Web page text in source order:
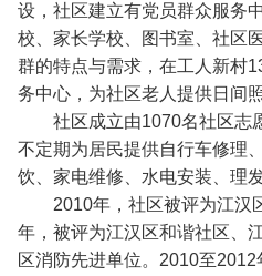
设，社区建立有党员群众服务
校、家长学校、图书室、社区
群的特点与需求，在工人新村
务中心，为社区老人提供日间
社区成立由1070名社区志
不定期为居民提供自行车修理
饮、家电维修、水电安装、理
2010年，社区被评为江汉
年，被评为江汉区和谐社区、
区消防先进单位。2010至